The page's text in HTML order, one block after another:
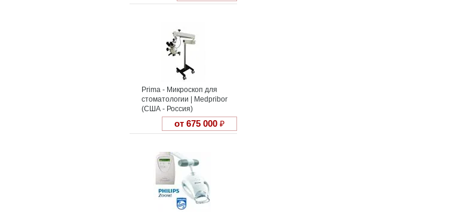
Prima - Микроскоп для
стоматологии | Medpribor
(США - Россия)
от 675 000 ₽